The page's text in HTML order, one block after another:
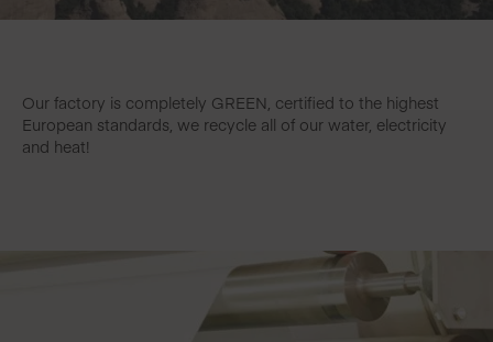
Our factory is completely GREEN, certified to the highest
European standards, we recycle all of our water, electricity
and heat!